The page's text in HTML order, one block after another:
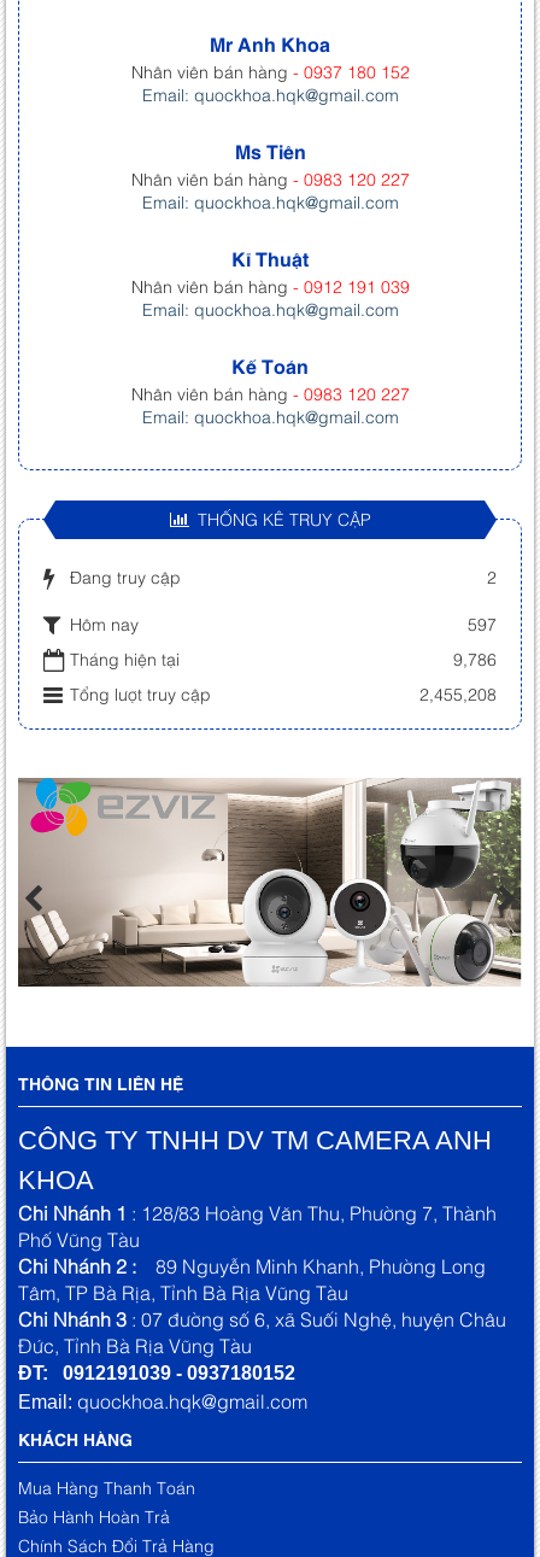
Mr Anh Khoa
Nhân viên bán hàng - 0937 180 152
Email: quockhoa.hqk@gmail.com
Ms Tiên
Nhân viên bán hàng - 0983 120 227
Email: quockhoa.hqk@gmail.com
Kĩ Thuật
Nhân viên bán hàng - 0912 191 039
Email: quockhoa.hqk@gmail.com
Kế Toán
Nhân viên bán hàng - 0983 120 227
Email: quockhoa.hqk@gmail.com
THỐNG KÊ TRUY CẬP
Đang truy cập 2
Hôm nay
597
Tháng hiện tại
9,786
Tổng lượt truy cập
2,455,208
THÔNG TIN LIÊN HỆ
CÔNG TY TNHH DV TM CAMERA ANH
KHOA
Chi Nhánh 1 : 128/83 Hoàng Văn Thu, Phường 7, Thành
Phố Vũng Tàu
Chi Nhánh 2 : 89 Nguyễn Minh Khanh, Phường Long
Tâm, TP Bà Rịa, Tỉnh Bà Rịa Vũng Tàu
Chi Nhánh 3 : 07 đường số 6, xã Suối Nghệ, huyện Châu
Đức, Tỉnh Bà Rịa Vũng Tàu
ĐT: 0912191039 - 0937180152
Email: quockhoa.hqk@gmail.com
KHÁCH HÀNG
Mua Hàng Thanh Toán
Bảo Hành Hoàn Trả
Chính Sách Đổi Trả Hàng